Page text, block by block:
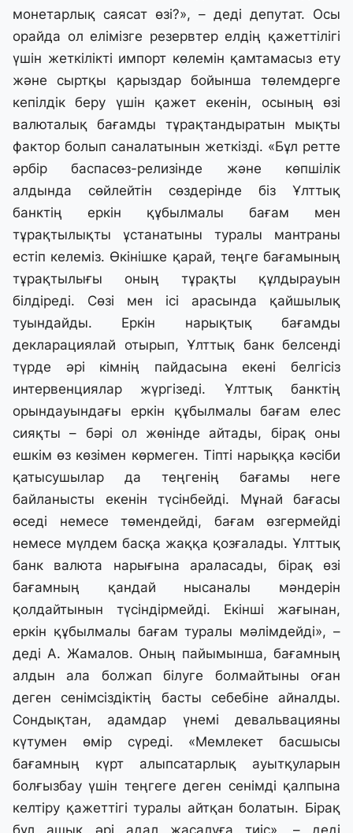
монетарлық саясат өзі?», – деді депутат. Осы
орайда ол елімізге резервтер елдің қажеттілігі
үшін жеткілікті импорт көлемін қамтамасыз ету
және сыртқы қарыздар бойынша төлемдерге
кепілдік беру үшін қажет екенін, осының өзі
валюталық бағамды тұрақтандыратын мықты
фактор болып саналатынын жеткізді. «Бұл ретте
әрбір баспасөз-релизінде және көпшілік
алдында сөйлейтін сөздерінде біз Ұлттық
банктің еркін құбылмалы бағам мен
тұрақтылықты ұстанатыны туралы мантраны
естіп келеміз. Өкінішке қарай, теңге бағамының
тұрақтылығы оның тұрақты құлдырауын
білдіреді. Сөзі мен ісі арасында қайшылық
туындайды. Еркін нарықтық бағамды
декларациялай отырып, Ұлттық банк белсенді
түрде әрі кімнің пайдасына екені белгісіз
интервенциялар жүргізеді. Ұлттық банктің
орындауындағы еркін құбылмалы бағам елес
сияқты – бәрі ол жөнінде айтады, бірақ оны
ешкім өз көзімен көрмеген. Тіпті нарыққа кәсіби
қатысушылар да теңгенің бағамы неге
байланысты екенін түсінбейді. Мұнай бағасы
өседі немесе төмендейді, бағам өзгермейді
немесе мүлдем басқа жаққа қозғалады. Ұлттық
банк валюта нарығына араласады, бірақ өзі
бағамның қандай нысаналы мәндерін
қолдайтынын түсіндірмейді. Екінші жағынан,
еркін құбылмалы бағам туралы мәлімдейді», –
деді А. Жамалов. Оның пайымынша, бағамның
алдын ала болжап білуге болмайтыны оған
деген сенімсіздіктің басты себебіне айналды.
Сондықтан, адамдар үнемі девальвацияны
күтумен өмір сүреді. «Мемлекет басшысы
бағамның күрт алыпсатарлық ауытқуларын
болғызбау үшін теңгеге деген сенімді қалпына
келтіру қажеттігі туралы айтқан болатын. Бірақ